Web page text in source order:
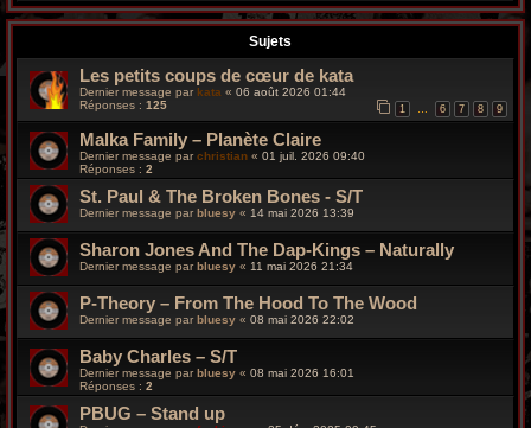
o
y
Sujets
Les petits coups de cœur de kata
Dernier message par kata « 06 août 2026 01:44
Réponses : 125 1 6 7 8 9
Malka Family – Planète Claire
Dernier message parchristian « 01 juil. 2026 09:40
Réponses : 2
St. Paul & The Broken Bones - S/T
Dernier message par bluesy « 14 mai 2026 13:39
Sharon Jones And The Dap-Kings – Naturally
Dernier message parbluesy « 11 mai 2026 21:34
P-Theory – From The Hood To The Wood
Dernier message par bluesy « 08 mai 2026 22:02
Baby Charles – S/T
Dernier message parbluesy « 08 mai 2026 16:01
Réponses : 2
PBUG – Stand up